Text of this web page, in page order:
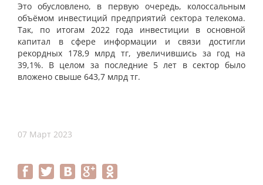
Это обусловлено, в первую очередь, колоссальным
объёмом инвестиций предприятий сектора телекома.
Так, по итогам 2022 года инвестиции в основной
капитал в сфере информации и связи достигли
рекордных 178,9 млрд тг, увеличившись за год на
39,1%. В целом за последние 5 лет в сектор было
вложено свыше 643,7 млрд тг.
07 Март 2023